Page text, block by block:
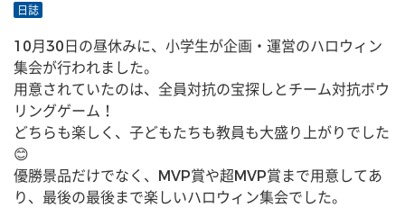
日誌
10月30日の昼休みに、小学生が企画・運営のハロウィン
集会が行われました。
用意されていたのは、全員対抗の宝探しとチーム対抗ボウ
リングゲーム！
どちらも楽しく、子どもたちも教員も大盛り上がりでした
😊
優勝景品だけでなく、MVP賞や超MVP賞まで用意してあ
り、最後の最後まで楽しいハロウィン集会でした。